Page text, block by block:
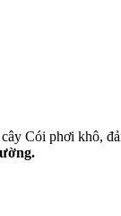
Cói phơi khô,